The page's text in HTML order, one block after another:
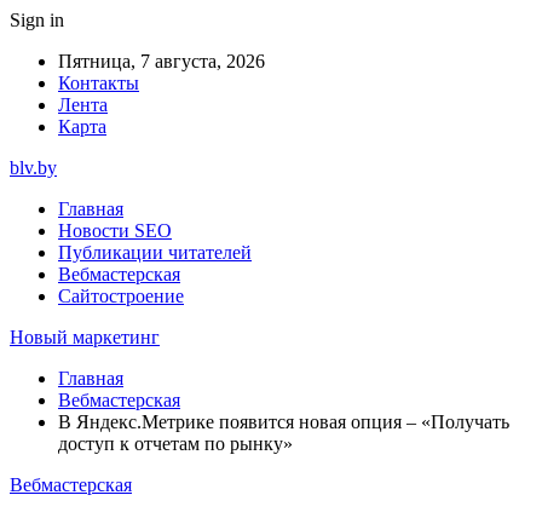
Sign in
Пятница, 7 августа, 2026
Контакты
Лента
Карта
blv.by
Главная
Новости SEO
Публикации читателей
Вебмастерская
Сайтостроение
Новый маркетинг
Главная
Вебмастерская
В Яндекс.Метрике появится новая опция – «Получать
доступ к отчетам по рынку»
Вебмастерская